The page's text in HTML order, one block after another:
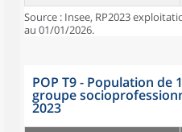
Source : Insee, RP2023
au 01/01/2026.
POP T9 - Population de
groupe
2023